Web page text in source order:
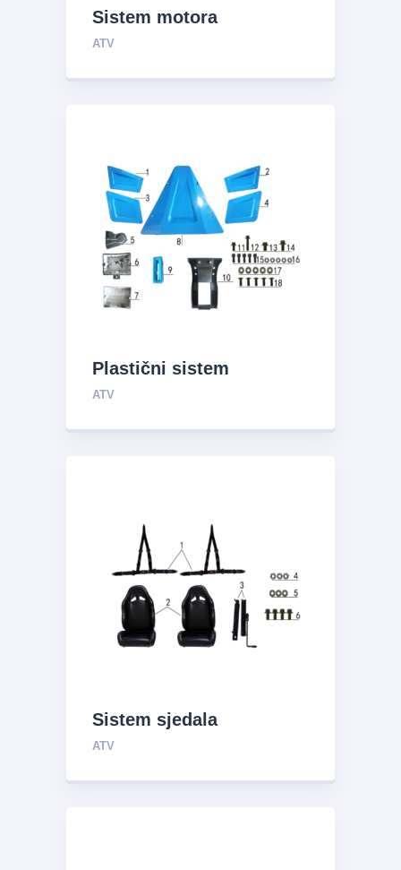
Sistem motora
ATV
Plastični sistem
ATV
Sistem sjedala
ATV